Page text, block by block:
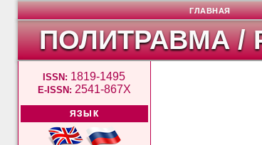
ПОЛИТРАВМА /
ISSN: 1819-1495
E-ISSN: 2541-867X
ЯЗЫК
ГЛАВНАЯ